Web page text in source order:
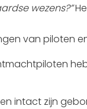
wezens?”
van piloten
intact zijn